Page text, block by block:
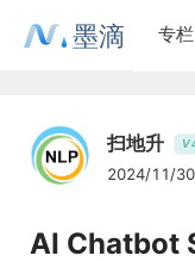
墨滴 专栏
扫地升 V
2024/11/30
AI Chatbot